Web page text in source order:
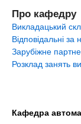
Про кафедру
Викладацький
Відповідальні
Зарубіжне
Розклад занять
Кафедра